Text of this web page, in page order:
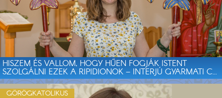
HISZEM ÉS VALLOM, HOGY HŰEN FOGJÁK ISTENT
SZOLGÁLNI EZEK A RIPIDIONOK – INTERJÚ GYARMATI C...
GÖRÖGKATOLIKUS